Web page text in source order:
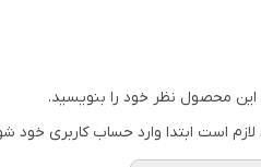
این محصول نظر خود را بنویسید.
لازم است ابتدا وارد حساب کاربری خود